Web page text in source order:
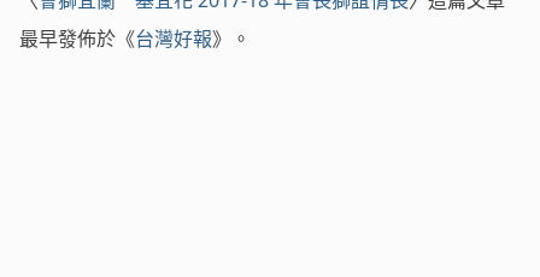
最早發佈於《台灣好報》。